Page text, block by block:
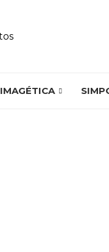
IMAGÉTICA